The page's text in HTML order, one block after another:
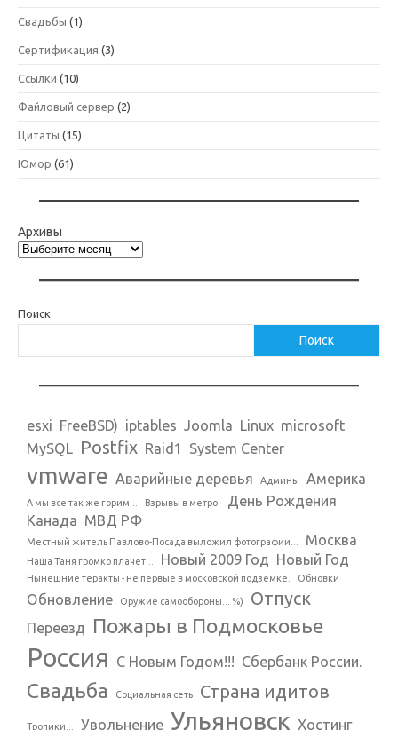
Свадьбы (1)
Сертификация (3)
Ссылки (10)
Файловый сервер (2)
Цитаты (15)
Юмор (61)
Архивы
Поиск
Поиск
esxi FreeBSD) iptables Joomla Linux microsoft
MySQL Postfix Raid1 System Center
vmware Аварийные деревья Админы Америка
А мы все так же горим... Взрывы в метро:
День Рождения
Канада МВД РФ
Местный житель Павлово-Посада выложил фотографии... Москва
Наша Таня громко плачет... Новый 2009 Год Новый Год
Нынешние теракты - не первые в московской подземке. Обновки
Обновление Оружие самообороны... %) Отпуск
Переезд Пожары в Подмосковье
Россия С Новым Годом!!! Сбербанк России.
Свадьба Социальная сеть Страна идитов
Тропики... Увольнение Ульяновск Хостинг